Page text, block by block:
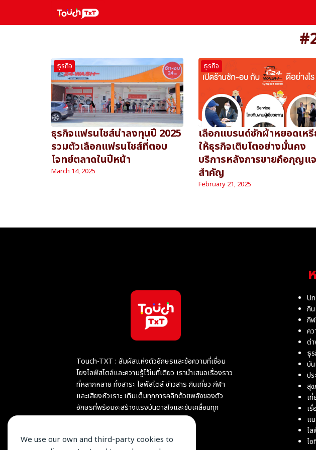
ธุรกิจ
ธุรกิจแฟรนไชส์น่าลงทุนปี 2025
รวมตัวเลือกแฟรนไชส์ที่ตอบ
โจทย์ตลาดในปีหน้า
March 14, 2025
ธุรกิจ
เลือกแบรนด์ซักผ้าหยอดเห
ให้ธุรกิจเติบโตอย่างมั่นคง
บริการหลังการขายคือกุญแจ
สำคัญ
February 21, 2025
Touch-TXT : สัมผัสแห่งตัวอักษรและข้อความที่เชื่อม
โยงไลฟ์สไตล์และความรู้ไว้ในที่เดียว เรานำเสนอเรื่องราว
ที่หลากหลาย ทั้งสาระ ไลฟ์สไตล์ ข่าวสาร กินเที่ยว กีฬา
และเสียงหัวเราะ เติมเต็มทุกการคลิกด้วยพลังของตัว
อักษรที่พร้อมจะสร้างแรงบันดาลใจและขับเคลื่อนทุก
จังหวะชีวิต
กิ
กี
คว
ต่า
ธุ
บัน
ป
สุ
เที่
เรื่
แ
ไ
ไอ
We use our own and third-party cookies to